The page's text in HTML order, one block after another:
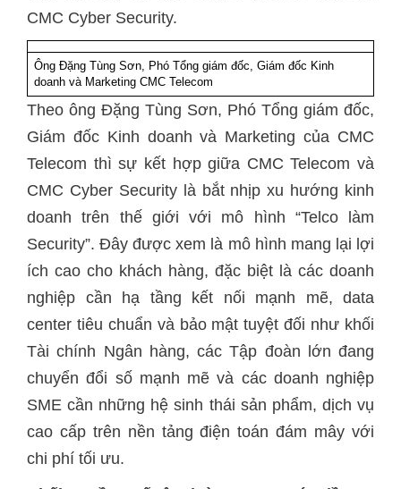
CMC Cyber Security.
Ông Đặng Tùng Sơn, Phó Tổng giám đốc, Giám đốc Kinh
doanh và Marketing CMC Telecom
Theo ông Đặng Tùng Sơn, Phó Tổng giám đốc,
Giám đốc Kinh doanh và Marketing của CMC
Telecom thì sự kết hợp giữa CMC Telecom và
CMC Cyber Security là bắt nhịp xu hướng kinh
doanh trên thế giới với mô hình “Telco làm
Security”. Đây được xem là mô hình mang lại lợi
ích cao cho khách hàng, đặc biệt là các doanh
nghiệp cần hạ tầng kết nối mạnh mẽ, data
center tiêu chuẩn và bảo mật tuyệt đối như khối
Tài chính Ngân hàng, các Tập đoàn lớn đang
chuyển đổi số mạnh mẽ và các doanh nghiệp
SME cần những hệ sinh thái sản phẩm, dịch vụ
cao cấp trên nền tảng điện toán đám mây với
chi phí tối ưu.